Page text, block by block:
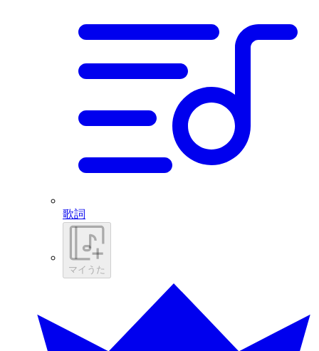
歌詞
マイうた